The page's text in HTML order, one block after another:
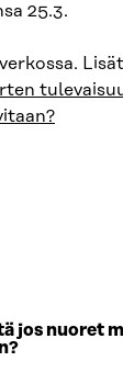
25.3.
jos nuoret